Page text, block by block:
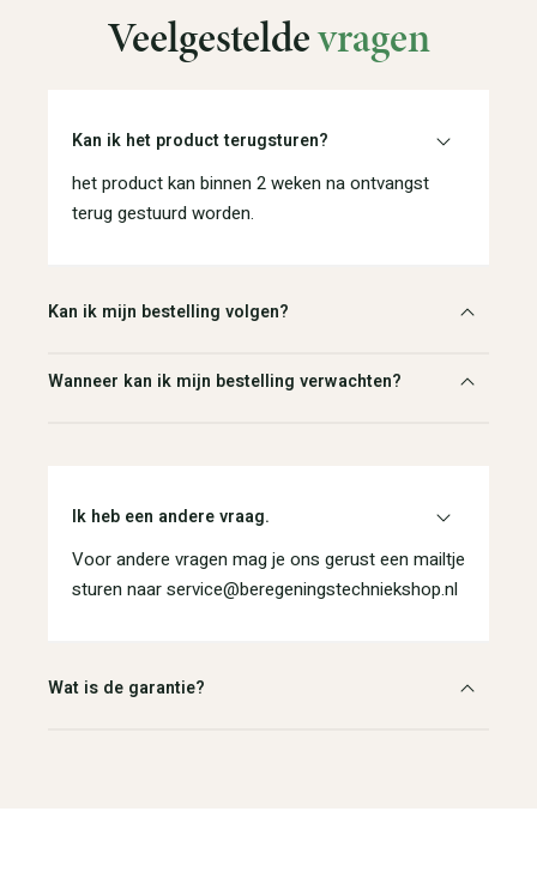
Veelgesteldevragen
Kan ik het product terugsturen?
het product kan binnen 2 weken na ontvangst
terug gestuurd worden.
Kan ik mijn bestelling volgen?
Wanneer kan ik mijn bestelling verwachten?
Ik heb een andere vraag.
Voor andere vragen mag je ons gerust een mailtje
sturen naar service@beregeningstechniekshop.nl
Wat is de garantie?